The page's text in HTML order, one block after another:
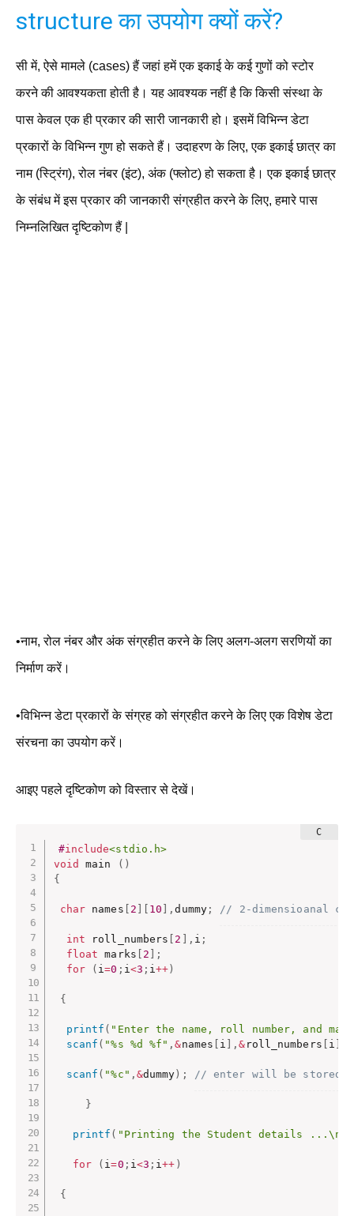
structure का उपयोग क्यों करें?
सी में, ऐसे मामले (cases) हैं जहां हमें एक इकाई के कई गुणों को स्टोर
करने की आवश्यकता होती है। यह आवश्यक नहीं है कि किसी संस्था के
पास केवल एक ही प्रकार की सारी जानकारी हो। इसमें विभिन्न डेटा
प्रकारों के विभिन्न गुण हो सकते हैं। उदाहरण के लिए, एक इकाई छात्र का
नाम (स्ट्रिंग), रोल नंबर (इंट), अंक (फ्लोट) हो सकता है। एक इकाई छात्र
के संबंध में इस प्रकार की जानकारी संग्रहीत करने के लिए, हमारे पास
निम्नलिखित दृष्टिकोण हैं |
•नाम, रोल नंबर और अंक संग्रहीत करने के लिए अलग-अलग सरणियों का
निर्माण करें।
•विभिन्न डेटा प्रकारों के संग्रह को संग्रहीत करने के लिए एक विशेष डेटा
संरचना का उपयोग करें।
आइए पहले दृष्टिकोण को विस्तार से देखें।
#include<stdio.h>
void
main ( )
{
char names [ 2 ] [ 10 ] ,dummy; // 2-dimensioanal
int roll_numbers [ 2 ] , i ;
float marks [ 2 ] ;
for
( i=0 ; i <3 ; i++)
{
printf ( "Enter the name, roll number, and
scanf ( "%s %d %f" ,&names [ i ] ,& roll_numbers [ i ]
scanf ( "%c" , &dummy) ; // enter will be stored
}
printf ( "Printing the Student details ...\n"
for ( i=0 ; i <3 ; i++ )
{